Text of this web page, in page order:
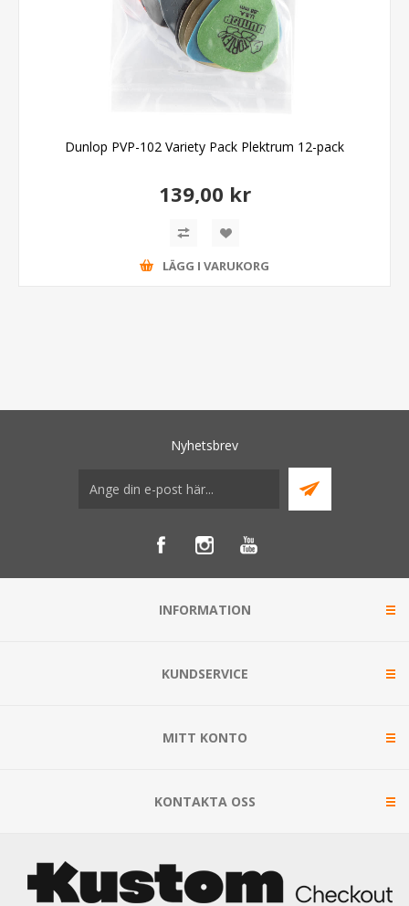
Dunlop PVP-102 Variety Pack Plektrum 12-pack
139,00 kr
LÄGG I VARUKORG
Nyhetsbrev
INFORMATION
KUNDSERVICE
MITT KONTO
KONTAKTA OSS